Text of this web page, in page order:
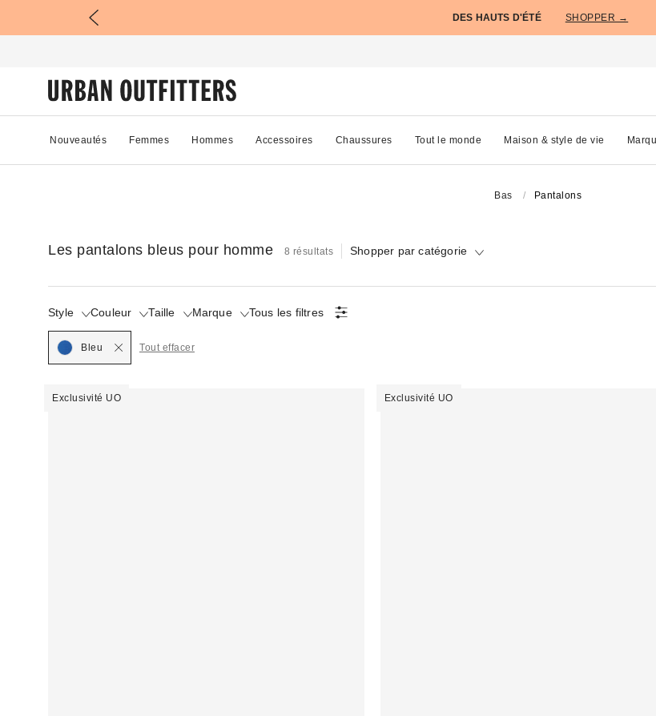
DES HAUTS D'ÉTÉ SHOPPER →
Nouveautés Femmes Hommes Accessoires Chaussures Tout le monde Maison & style de vie
Bas Pantalons
Les pantalons bleus pour homme 8 résultats Shopper par catégorie
Style Couleur
Selected Taille Marque Tous les filtres
Bleu Tout effacer
Exclusivité UO Exclusivité UO